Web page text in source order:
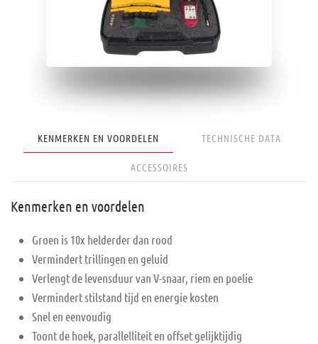
KENMERKEN EN VOORDELEN TECHNISCHE DATA
ACCESSOIRES
Kenmerken en voordelen
Groen is 10x helderder dan rood
Vermindert trillingen en geluid
Verlengt de levensduur van V-snaar, riem en poelie
Vermindert stilstand tijd en energie kosten
Snel en eenvoudig
Toont de hoek, parallelliteit en offset gelijktijdig